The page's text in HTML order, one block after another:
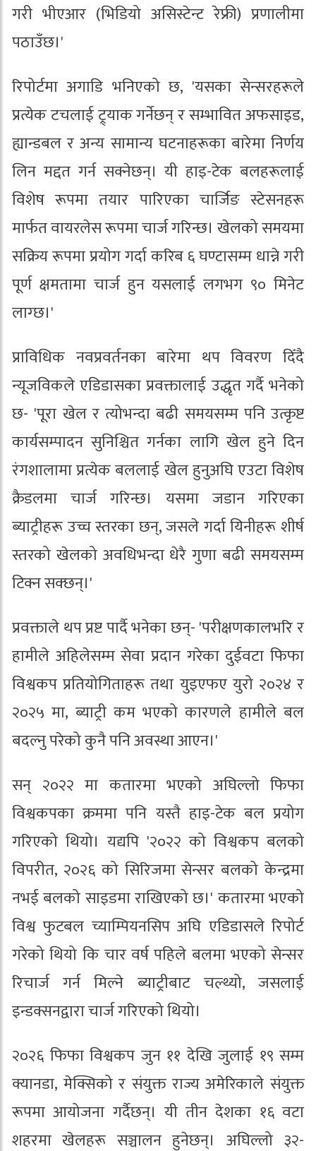
गरी भीएआर (भिडियो असिस्टेन्ट रेफ्री) प्रणालीमा
पठाउँछ।'
रिपोर्टमा अगाडि भनिएको छ, 'यसका सेन्सरहरूले
प्रत्येक टचलाई ट्र्याक गर्नेछन् र सम्भावित अफसाइड,
ह्यान्डबल र अन्य सामान्य घटनाहरूका बारेमा निर्णय
लिन मद्दत गर्न सक्नेछन्। यी हाइ-टेक बलहरूलाई
विशेष रूपमा तयार पारिएका चार्जिङ स्टेसनहरू
मार्फत वायरलेस रूपमा चार्ज गरिन्छ। खेलको समयमा
सक्रिय रूपमा प्रयोग गर्दा करिब ६ घण्टासम्म धान्ने गरी
पूर्ण क्षमतामा चार्ज हुन यसलाई लगभग ९० मिनेट
लाग्छ।'
प्राविधिक नवप्रवर्तनका बारेमा थप विवरण दिँदै
न्यूजविकले एडिडासका प्रवक्तालाई उद्धृत गर्दै भनेको
छ- 'पूरा खेल र त्योभन्दा बढी समयसम्म पनि उत्कृष्ट
कार्यसम्पादन सुनिश्चित गर्नका लागि खेल हुने दिन
रंगशालामा प्रत्येक बललाई खेल हुनुअघि एउटा विशेष
क्रैडलमा चार्ज गरिन्छ। यसमा जडान गरिएका
ब्याट्रीहरू उच्च स्तरका छन्, जसले गर्दा यिनीहरू शीर्ष
स्तरको खेलको अवधिभन्दा धेरै गुणा बढी समयसम्म
टिक्न सक्छन्।'
प्रवक्ताले थप प्रष्ट पार्दै भनेका छन्- 'परीक्षणकालभरि र
हामीले अहिलेसम्म सेवा प्रदान गरेका दुईवटा फिफा
विश्वकप प्रतियोगिताहरू तथा युइएफए युरो २०२४ र
२०२५ मा, ब्याट्री कम भएको कारणले हामीले बल
बदल्नु परेको कुनै पनि अवस्था आएन।'
सन् २०२२ मा कतारमा भएको अघिल्लो फिफा
विश्वकपका क्रममा पनि यस्तै हाइ-टेक बल प्रयोग
गरिएको थियो। यद्यपि '२०२२ को विश्वकप बलको
विपरीत, २०२६ को सिरिजमा सेन्सर बलको केन्द्रमा
नभई बलको साइडमा राखिएको छ।' कतारमा भएको
विश्व फुटबल च्याम्पियनसिप अघि एडिडासले रिपोर्ट
गरेको थियो कि चार वर्ष पहिले बलमा भएको सेन्सर
रिचार्ज गर्न मिल्ने ब्याट्रीबाट चल्थ्यो, जसलाई
इन्डक्सनद्वारा चार्ज गरिएको थियो।
२०२६ फिफा विश्वकप जुन ११ देखि जुलाई १९ सम्म
क्यानडा, मेक्सिको र संयुक्त राज्य अमेरिकाले संयुक्त
रूपमा आयोजना गर्दैछन्। यी तीन देशका १६ वटा
शहरमा खेलहरू सञ्चालन हुनेछन्। अघिल्लो ३२-